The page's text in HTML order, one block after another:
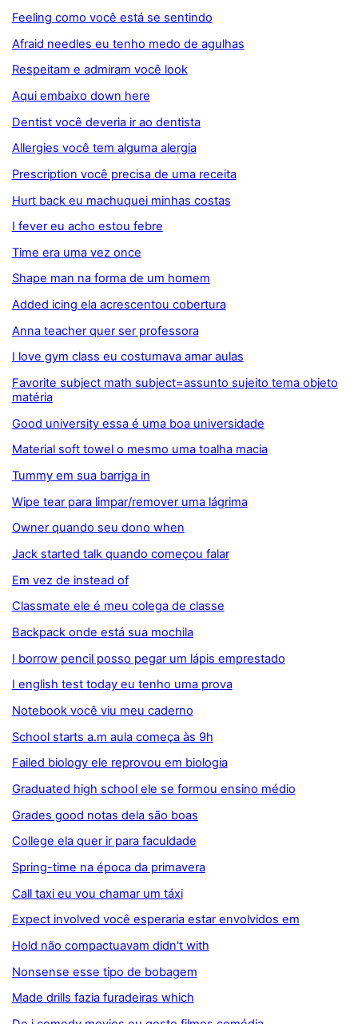
Feeling como você está se sentindo
Afraid needles eu tenho medo de agulhas
Respeitam e admiram você look
Aqui embaixo down here
Dentist você deveria ir ao dentista
Allergies você tem alguma alergia
Prescription você precisa de uma receita
Hurt back eu machuquei minhas costas
I fever eu acho estou febre
Time era uma vez once
Shape man na forma de um homem
Added icing ela acrescentou cobertura
Anna teacher quer ser professora
I love gym class eu costumava amar aulas
Favorite subject math subject=assunto sujeito tema objeto
matéria
Good university essa é uma boa universidade
Material soft towel o mesmo uma toalha macia
Tummy em sua barriga in
Wipe tear para limpar/remover uma lágrima
Owner quando seu dono when
Jack started talk quando começou falar
Em vez de instead of
Classmate ele é meu colega de classe
Backpack onde está sua mochila
I borrow pencil posso pegar um lápis emprestado
I english test today eu tenho uma prova
Notebook você viu meu caderno
School starts a.m aula começa às 9h
Failed biology ele reprovou em biologia
Graduated high school ele se formou ensino médio
Grades good notas dela são boas
College ela quer ir para faculdade
Spring-time na época da primavera
Call taxi eu vou chamar um táxi
Expect involved você esperaria estar envolvidos em
Hold não compactuavam didn't with
Nonsense esse tipo de bobagem
Made drills fazia furadeiras which